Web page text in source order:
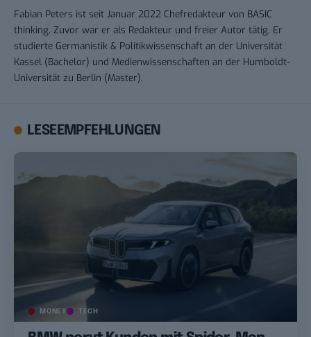
Fabian Peters ist seit Januar 2022 Chefredakteur von BASIC
thinking. Zuvor war er als Redakteur und freier Autor tätig. Er
studierte Germanistik & Politikwissenschaft an der Universität
Kassel (Bachelor) und Medienwissenschaften an der Humboldt-
Universität zu Berlin (Master).
LESEEMPFEHLUNGEN
MONEY TECH